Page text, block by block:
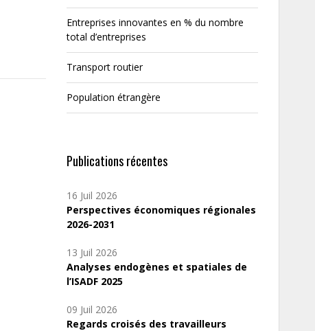
Entreprises innovantes en % du nombre
total d’entreprises
Transport routier
Population étrangère
Publications récentes
16 Juil 2026
Perspectives économiques régionales
2026-2031
13 Juil 2026
Analyses endogènes et spatiales de
l’ISADF 2025
09 Juil 2026
Regards croisés des travailleurs